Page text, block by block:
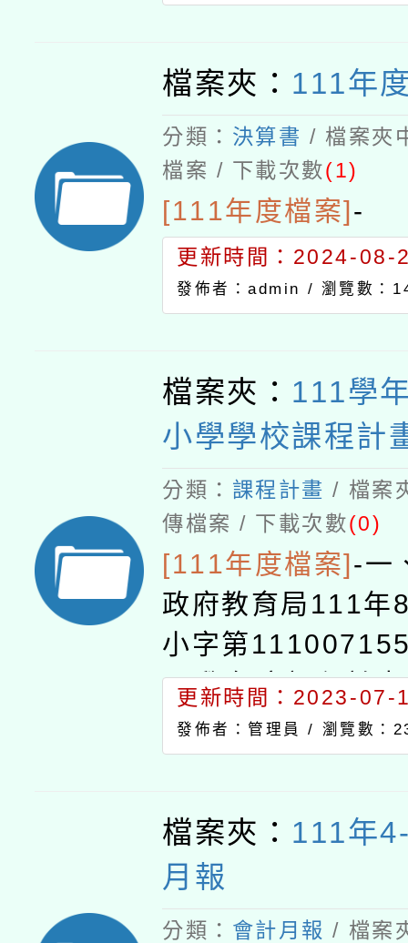
檔案夾： 111年
分類： 決算書 / 檔案夾
檔案 / 下載次數(1)
[111年度檔案]-
更新時間：2024-08-
發佈者：admin / 瀏覽數：
檔案夾： 111學
小學學校課程計
分類： 課程計畫 / 檔案
傳檔案 / 下載次數(0)
[111年度檔案]-一
政府教育局111年
小字第
11學年度課程計
過。二、備查公
更新時間：2023-07-
發佈者：管理員 / 瀏覽數：
檔案夾： 111年
月報
分類： 會計月報 / 檔案